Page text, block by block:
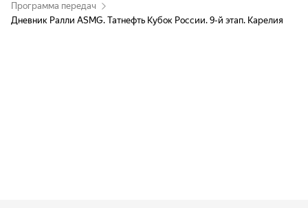
Программа передач
Дневник Ралли ASMG. Татнефть Кубок России. 9-й этап. Карелия